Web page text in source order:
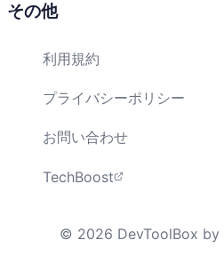
その他
利用規約
プライバシーポリシー
お問い合わせ
TechBoost
© 2026 DevToolBox by